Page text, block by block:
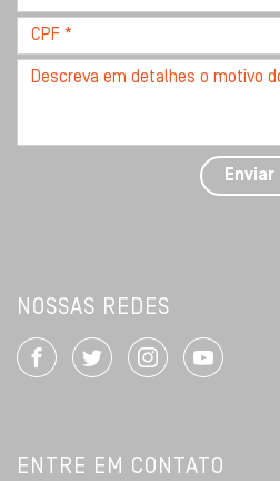
*
CPF
*
Descreva
com
Enviar
NOSSAS REDES
ENTRE EM CONTATO